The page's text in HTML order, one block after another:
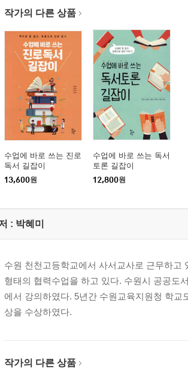
작가의 다른 상품
수업에 바로 쓰는 진로
독서 길잡이
13,600원
수업에 바로 쓰는 독서
토론 길잡이
12,800원
: 박혜미
수원 천천고등학교에서 사서교사로 근무하
형태의 협력수업을 하고 있다. 수원시 공공도
에서 강의하였다. 5년간 수원교육지원청 학
상을 수상하였다.
작가의 다른 상품